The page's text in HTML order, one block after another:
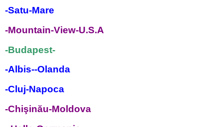
-Satu-Mare
-Mountain-View-U.S.A
-Budapest-
-Albis--Olanda
-Cluj-Napoca
-Chişinău-Moldova